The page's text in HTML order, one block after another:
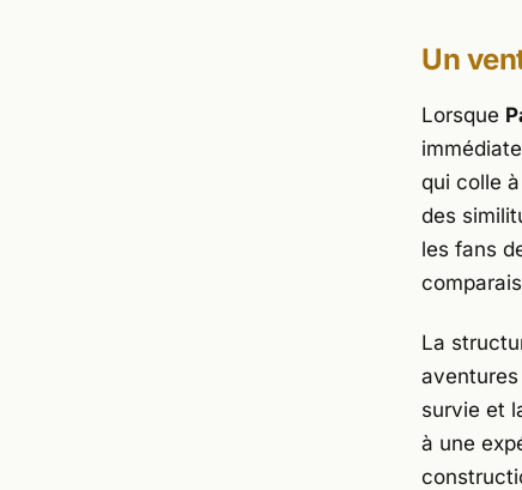
Un
Lorsque
qui colle
des
les fans
La
aventures
survie et
à une